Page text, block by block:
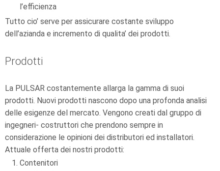
l’efficienza
Tutto cio’ serve per assicurare costante sviluppo
dell’azianda e incremento di qualita’ dei prodotti.
Prodotti
La PULSAR costantemente allarga la gamma di suoi
prodotti. Nuovi prodotti nascono dopo una profonda analisi
delle esigenze del mercato. Vengono creati dal gruppo di
ingegneri- costruttori che prendono sempre in
considerazione le opinioni dei distributori ed installatori.
Attuale offerta dei nostri prodotti:
Contenitori